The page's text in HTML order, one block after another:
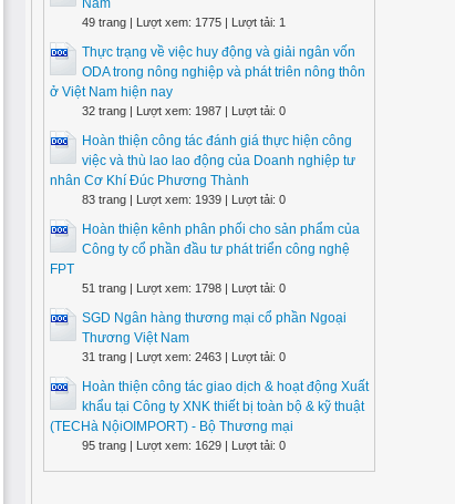
Nam
49 trang | Lượt xem: 1775 | Lượt tải: 1
Thực trạng về việc huy động và giải ngân vốn
ODA trong nông nghiệp và phát triên nông thôn
ở Việt Nam hiện nay
32 trang | Lượt xem: 1987 | Lượt tải: 0
Hoàn thiện công tác đánh giá thực hiện công
việc và thù lao lao động của Doanh nghiệp tư
nhân Cơ Khí Đúc Phương Thành
83 trang | Lượt xem: 1939 | Lượt tải: 0
Hoàn thiện kênh phân phối cho sản phẩm của
Công ty cổ phần đầu tư phát triển công nghệ
FPT
51 trang | Lượt xem: 1798 | Lượt tải: 0
SGD Ngân hàng thương mại cổ phần Ngoại
Thương Việt Nam
31 trang | Lượt xem: 2463 | Lượt tải: 0
Hoàn thiện công tác giao dịch & hoạt động Xuất
khẩu tại Công ty XNK thiết bị toàn bộ & kỹ thuật
(TECHà NộiOIMPORT) - Bộ Thương mại
95 trang | Lượt xem: 1629 | Lượt tải: 0